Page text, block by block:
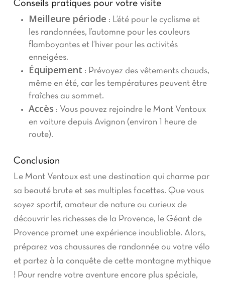
Conseils pratiques pour votre visite
Meilleure période : L’été pour le cyclisme et
les randonnées, l’automne pour les couleurs
flamboyantes et l’hiver pour les activités
enneigées.
Équipement : Prévoyez des vêtements chauds,
même en été, car les températures peuvent être
fraîches au sommet.
Accès : Vous pouvez rejoindre le Mont Ventoux
en voiture depuis Avignon (environ 1 heure de
route).
Conclusion
Le Mont Ventoux est une destination qui charme par
sa beauté brute et ses multiples facettes. Que vous
soyez sportif, amateur de nature ou curieux de
découvrir les richesses de la Provence, le Géant de
Provence promet une expérience inoubliable. Alors,
préparez vos chaussures de randonnée ou votre vélo
et partez à la conquête de cette montagne mythique
! Pour rendre votre aventure encore plus spéciale,